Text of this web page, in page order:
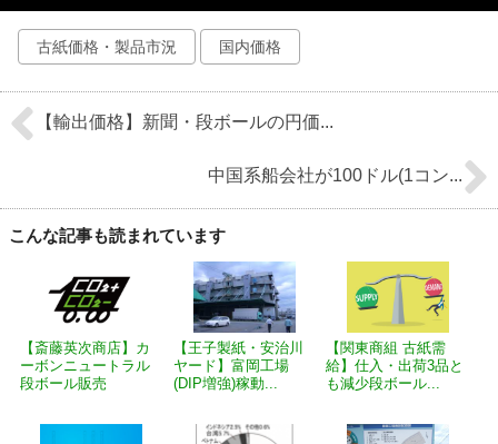
古紙価格・製品市況 国内価格
【輸出価格】新聞・段ボールの円価...
中国系船会社が100ドル(1コン...
こんな記事も読まれています
【斎藤英次商店】カ
ーボンニュートラル
段ボール販売
【王子製紙・安治川
ヤード】富岡工場
(DIP増強)稼動...
【関東商組 古紙需
給】仕入・出荷3品と
も減少段ボール...